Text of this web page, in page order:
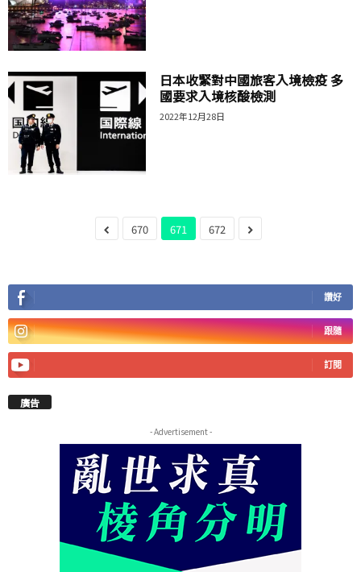
日本收緊對中國旅客入境檢疫 多
國要求入境核酸檢測
2022年12月28日
670 671 672
讚好
跟隨
訂閱
廣告
- Advertisement -